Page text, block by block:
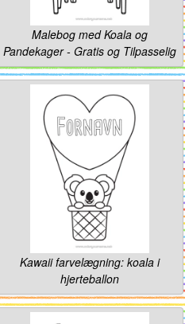
Malebog med Koala og
Pandekager - Gratis og Tilpasselig
Kawaii farvelægning: koala i
hjerteballon